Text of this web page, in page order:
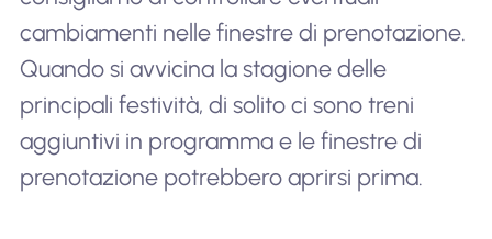
cambiamenti nelle finestre di prenotazione.
Quando si avvicina la stagione delle
principali festività, di solito ci sono treni
aggiuntivi in programma e le finestre di
prenotazione potrebbero aprirsi prima.